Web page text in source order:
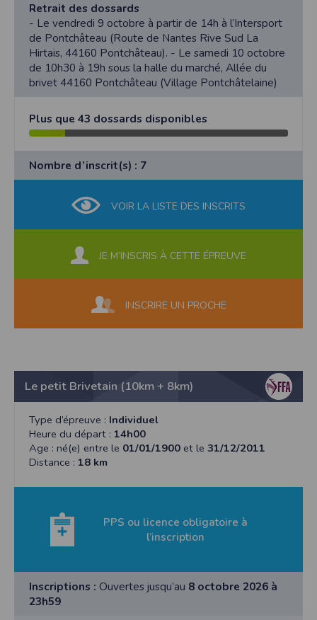
Retrait des dossards
- Le vendredi 9 octobre à partir de 14h à l’Intersport
de Pontchâteau (Route de Nantes Rive Sud La
Hirtais, 44160 Pontchâteau). - Le samedi 10 octobre
de 10h30 à 19h sous la halle du marché, Allée du
brivet 44160 Pontchâteau (Village Pontchâtelaine)
Plus que 43 dossards disponibles
Nombre d’inscrit(s) : 7
VOIR LA LISTE DES INSCRITS
JE M’INSCRIS À CETTE ÉPREUVE
INSCRIRE UN PROCHE
Le petit Brivetain (10km + 8km)
Type d’épreuve : Individuel
Heure du départ : 14h00
Age : né(e) entre le 01/01/1900 et le 31/12/2011
Distance : 18 km
PPS ou licence obligatoire à
l’inscription
Inscriptions : Ouvertes jusqu’au 8 octobre 2026 à
23h59